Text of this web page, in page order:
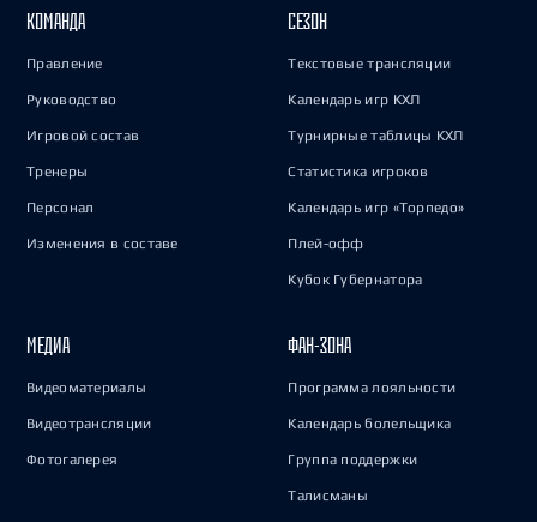
КОМАНДА
Правление
Руководство
Игровой состав
Тренеры
Персонал
Изменения в составе
СЕЗОН
Текстовые трансляции
Календарь игр КХЛ
Турнирные таблицы КХЛ
Статистика игроков
Календарь игр «Торпедо»
Плей-офф
Кубок Губернатора
МЕДИА
Видеоматериалы
Видеотрансляции
Фотогалерея
ФАН-ЗОНА
Программа лояльности
Календарь болельщика
Группа поддержки
Талисманы